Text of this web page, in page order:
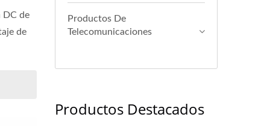
DC de
de
Productos De
Telecomunicaciones
Productos Destacados